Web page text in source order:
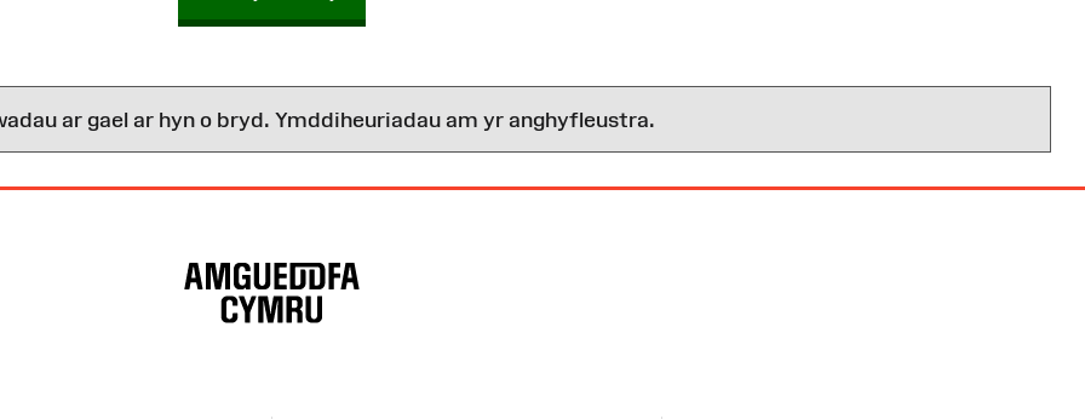
ar gael ar hyn o bryd. Ymddiheuriadau am yr anghyfleustra.